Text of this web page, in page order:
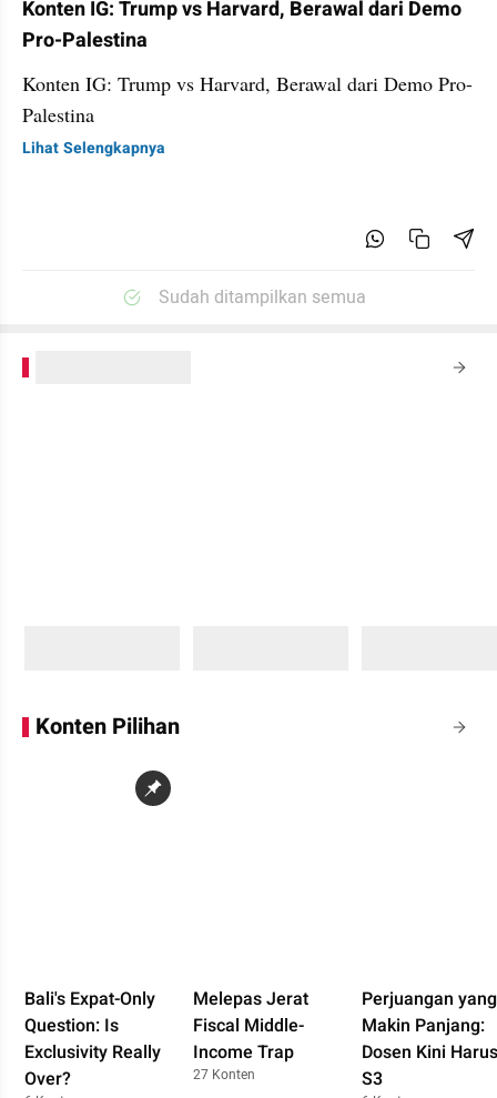
Konten IG: Trump vs Harvard, Berawal dari Demo
Pro-Palestina
Konten IG: Trump vs Harvard, Berawal dari Demo Pro-
Palestina
Lihat Selengkapnya
Sudah ditampilkan semua
Konten Pilihan
Bali's Expat-Only
Question: Is
Exclusivity Really
Over?
Melepas Jerat
Fiscal Middle-
Income Trap
27 Konten
Perjuangan yang
Makin Panjang:
Dosen Kini Harus
S3